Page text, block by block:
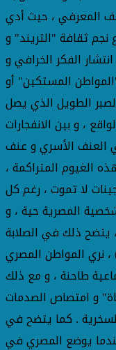
المعرفي ، حيث أدي
ثقافة "التريند" و
الفكر الخرافي و
المستكين" أو
الطويل الذي يصل
، و بين الانفجارات
العنف الأسري و عنف
الغيوم المتراكمة ،
لا تموت ، رغم كل
المصرية حية ، و
يتضح ذلك في الصلابة
نري المواطن المصري
طاحنة ، و مع ذلك
و امتصاص الصدمات
. كما يتضح في
يوضع المصري في